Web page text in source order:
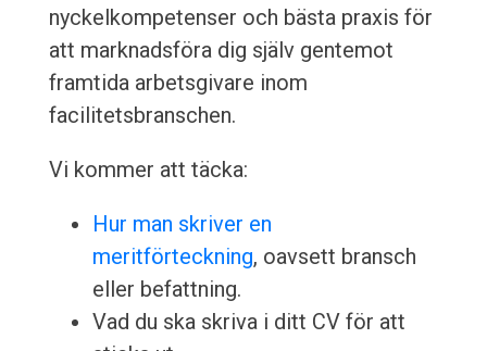
nyckelkompetenser och bästa praxis för
att marknadsföra dig själv gentemot
framtida arbetsgivare inom
facilitetsbranschen.
Vi kommer att täcka:
Hur man skriver en
meritförteckning, oavsett bransch
eller befattning.
Vad du ska skriva i ditt CV för att